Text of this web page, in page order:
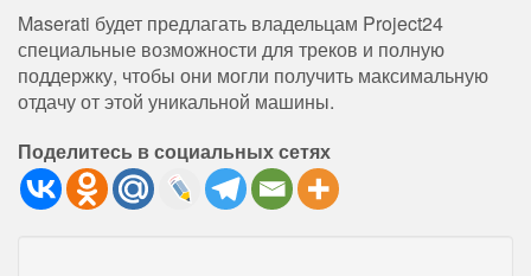
Maserati будет предлагать владельцам Project24
специальные возможности для треков и полную
поддержку, чтобы они могли получить максимальную
отдачу от этой уникальной машины.
Поделитесь в социальных сетях